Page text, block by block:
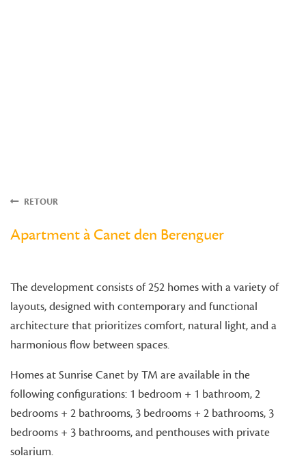
RETOUR
Apartment à Canet den Berenguer
The development consists of 252 homes with a variety of
layouts, designed with contemporary and functional
architecture that prioritizes comfort, natural light, and a
harmonious flow between spaces.
Homes at Sunrise Canet by TM are available in the
following configurations: 1 bedroom + 1 bathroom, 2
bedrooms + 2 bathrooms, 3 bedrooms + 2 bathrooms, 3
bedrooms + 3 bathrooms, and penthouses with private
solarium.